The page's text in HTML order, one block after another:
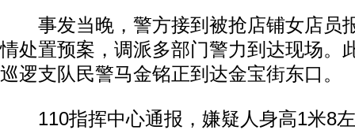
事发当晚，警方接到被抢店铺女店员
情处置预案，调派多部门警力到达现场。
巡逻支队民警马金铭正到达金宝街东口。
110指挥中心通报，嫌疑人身高1米8左